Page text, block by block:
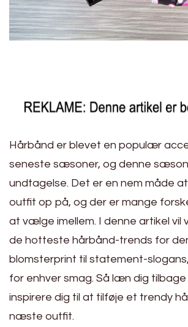
Hårbånd er blevet en populær
seneste sæsoner, og denne
undtagelse. Det er en nem måde
outfit op på, og der er mange
at vælge imellem. I denne artikel vil
de hotteste hårbånd-trends for
blomsterprint til statement-
for enhver smag. Så læn dig tilbage
inspirere dig til at tilføje et trendy
næste outfit.